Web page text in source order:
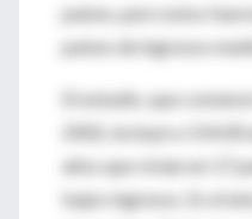
países, pero estos
países de ingresos
El estudio, que
2002, incluyó a
años que vivían en 17
bajos ingresos. Es el